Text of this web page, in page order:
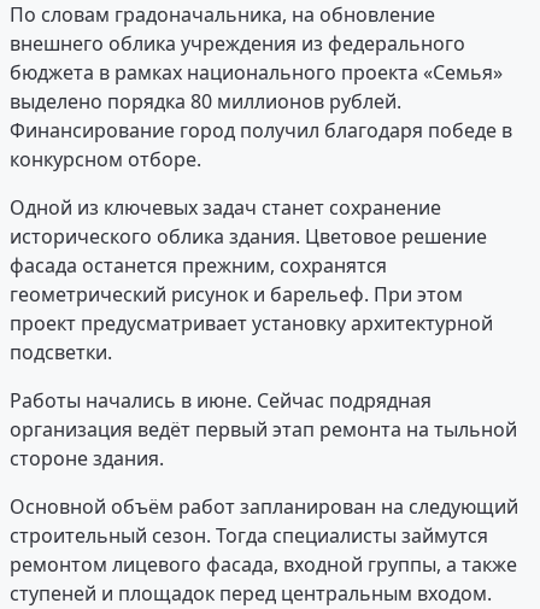
По словам градоначальника, на обновление
внешнего облика учреждения из федерального
бюджета в рамках национального проекта «Семья»
выделено порядка 80 миллионов рублей.
Финансирование город получил благодаря победе в
конкурсном отборе.
Одной из ключевых задач станет сохранение
исторического облика здания. Цветовое решение
фасада останется прежним, сохранятся
геометрический рисунок и барельеф. При этом
проект предусматривает установку архитектурной
подсветки.
Работы начались в июне. Сейчас подрядная
организация ведёт первый этап ремонта на тыльной
стороне здания.
Основной объём работ запланирован на следующий
строительный сезон. Тогда специалисты займутся
ремонтом лицевого фасада, входной группы, а также
ступеней и площадок перед центральным входом.